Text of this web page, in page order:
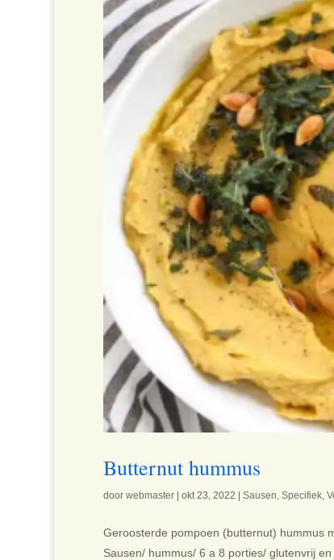
Butternut hummus
door webmaster| okt 23, 2022 | Sausen Specifiek,
Geroosterde pompoen (butternut) hummus
Sausen/ hummus/ 6 a 8 porties/ glutenvrij